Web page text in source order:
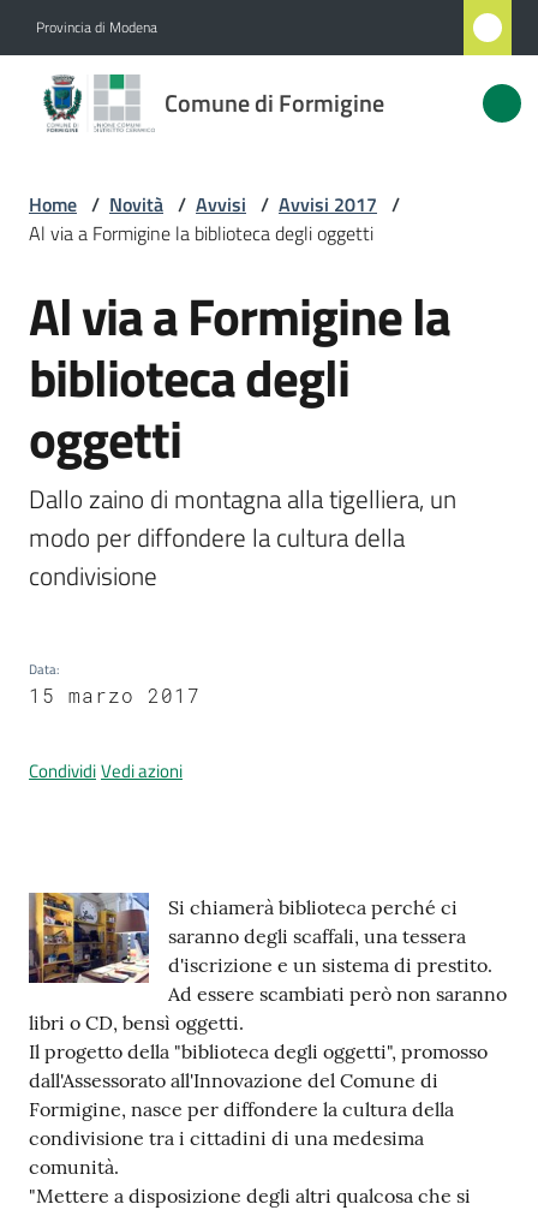
Provincia di Modena
Comune di Formigine
Comune
di
Novità
Servizi
Vivere
Formigine
appuntamenti
l
l
a
M
e
t
e
o
Tutti
gli
argomenti...
Home / Novità / Avvisi / Avvisi 2017 /
Al via a Formigine la biblioteca degli oggetti
Salta al contenuto
Al via a Formigine la
biblioteca degli
oggetti
Dallo zaino di montagna alla tigelliera, un
modo per diffondere la cultura della
condivisione
Data:
15 marzo 2017
CondividiVedi azioni
Contenuto
Si chiamerà biblioteca perché ci
saranno degli scaffali, una tessera
d'iscrizione e un sistema di prestito.
Ad essere scambiati però non saranno
libri o CD, bensì oggetti.
Il progetto della "biblioteca degli oggetti", promosso
dall'Assessorato all'Innovazione del Comune di
Formigine, nasce per diffondere la cultura della
condivisione tra i cittadini di una medesima
comunità.
"Mettere a disposizione degli altri qualcosa che si